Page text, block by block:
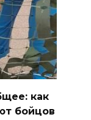
как
бойцов